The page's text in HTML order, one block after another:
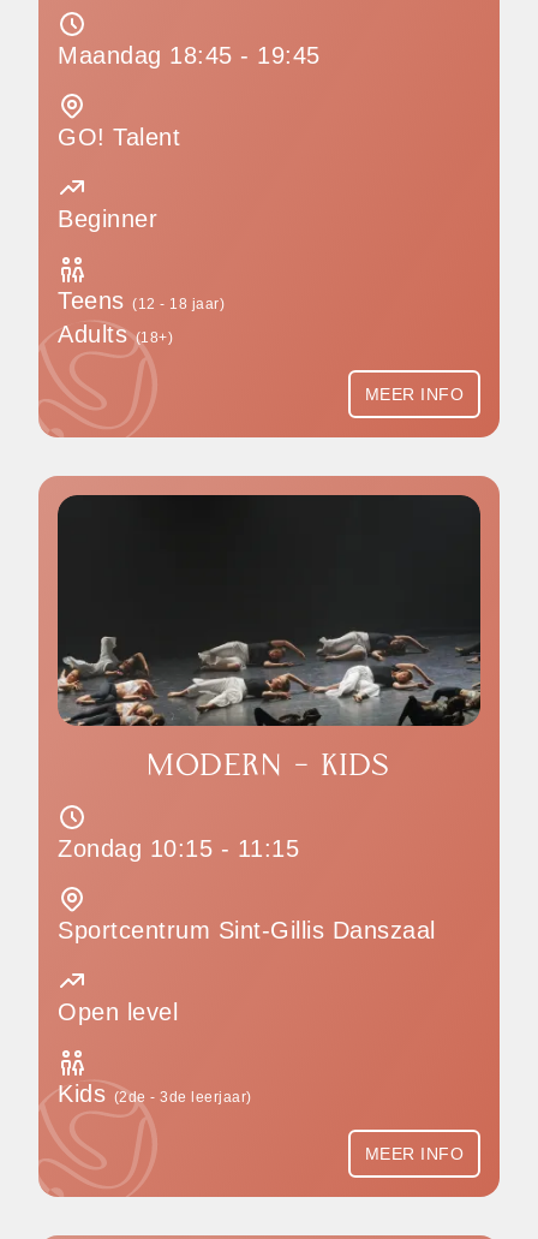
Maandag 18:45 - 19:45
GO! Talent
Beginner
Teens (12 - 18 jaar)
Adults(18+)
MEER INFO
MODERN - KIDS
Zondag 10:15 - 11:15
Sportcentrum Sint-Gillis Danszaal
Open level
Kids(2de - 3de leerjaar)
MEER INFO